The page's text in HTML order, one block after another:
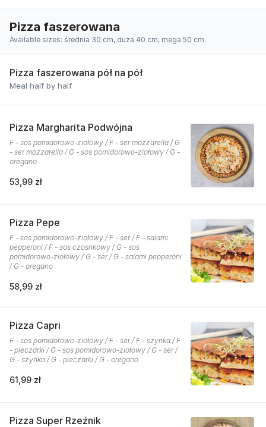
Pizza faszerowana
Available sizes: średnia 30 cm, duża 40 cm, mega 50 cm.
Pizza faszerowana pół na pół
Meal half by half
Pizza Margharita Podwójna
F - sos pomidorowo-ziołowy / F - ser mozzarella / G
- ser mozzarella / G - sos pomidorowo-ziołowy / G -
oregano
53,99 zł
Pizza Pepe
F - sos pomidorowo-ziołowy / F - ser / F - salami
pepperoni / F - sos czosnkowy / G - sos
pomidorowo-ziołowy / G - ser / G - salami pepperoni
/ G - oregano
58,99 zł
Pizza Capri
F - sos pomidorowo-ziołowy / F - ser / F - szynka / F
- pieczarki / G - sos pomidorowo-ziołowy / G - ser /
G - szynka / G - pieczarki / G - oregano
61,99 zł
Pizza Super Rzeźnik